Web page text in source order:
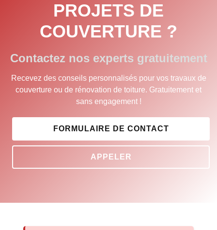
PROJETS DE
COUVERTURE ?
Contactez nos experts gratuitement
Recevez des conseils personnalisés pour vos travaux de
couverture ou de rénovation de toiture. Gratuitement et
sans engagement !
FORMULAIRE DE CONTACT
APPELER